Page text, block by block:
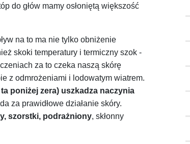
do głów mamy osłoniętą większość
na to ma nie tylko obniżenie
skoki temperatury i termiczny szok -
za to czeka naszą skórę
z odmrożeniami i lodowatym wiatrem.
poniżej zera) uszkadza naczynia
za prawidłowe działanie skóry.
szorstki, podrażniony, skłonny